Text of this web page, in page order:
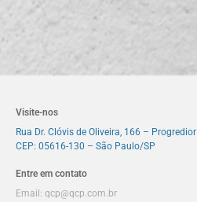
Visite-nos
Rua Dr. Clóvis de Oliveira, 166 – Progredior
CEP: 05616-130 – São Paulo/SP
Entre em contato
Email: qcp@qcp.com.br